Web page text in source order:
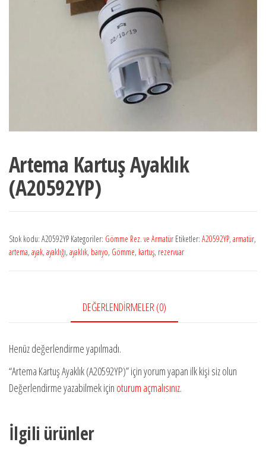
Artema Kartuş Ayaklık
(A20592YP)
Stok kodu: A20592YP Kategoriler: Gömme Rez. ve Armatür Etiketler: A20592YP, armatür,
artema, ayak, ayaklığı, ayaklık, banyo, Gömme, kartuş, rezervuar
DEĞERLENDIRMELER (0)
Henüz değerlendirme yapılmadı.
“Artema Kartuş Ayaklık (A20592YP)” için yorum yapan ilk kişi siz olun
Değerlendirme yazabilmek için oturum açmalısınız.
İlgili ürünler